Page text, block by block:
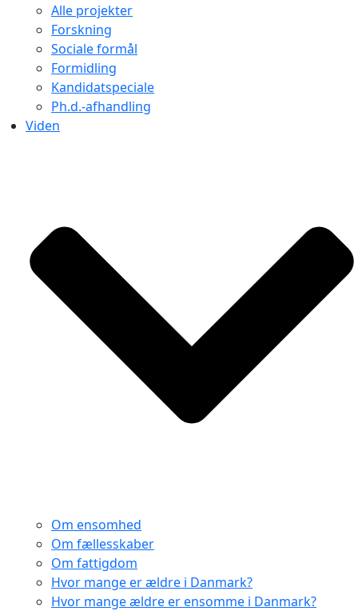
Alle projekter
Forskning
Sociale formål
Formidling
Kandidatspeciale
Ph.d.-afhandling
Viden
Om ensomhed
Om fællesskaber
Om fattigdom
Hvor mange er ældre i Danmark?
Hvor mange ældre er ensomme i Danmark?